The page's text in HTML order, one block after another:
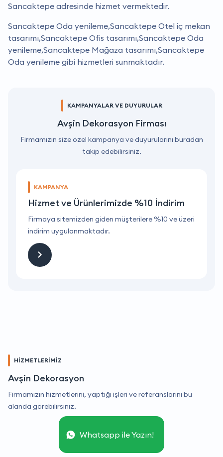
Sancaktepe adresinde hizmet vermektedir.
Sancaktepe Oda yenileme,Sancaktepe Otel iç mekan
tasarımı,Sancaktepe Ofis tasarımı,Sancaktepe Oda
yenileme,Sancaktepe Mağaza tasarımı,Sancaktepe
Oda yenileme gibi hizmetleri sunmaktadır.
KAMPANYALAR VE DUYURULAR
Avşin Dekorasyon Firması
Firmamızın size özel kampanya ve duyurularını buradan
takip edebilirsiniz.
KAMPANYA
Hizmet ve Ürünlerimizde %10 İndirim
Firmaya sitemizden giden müşterilere %10 ve üzeri
indirim uygulanmaktadır.
HİZMETLERİMİZ
Avşin Dekorasyon
Firmamızın hizmetlerini, yaptığı işleri ve referanslarını bu
alanda görebilirsiniz.
Whatsapp ile Yazın!